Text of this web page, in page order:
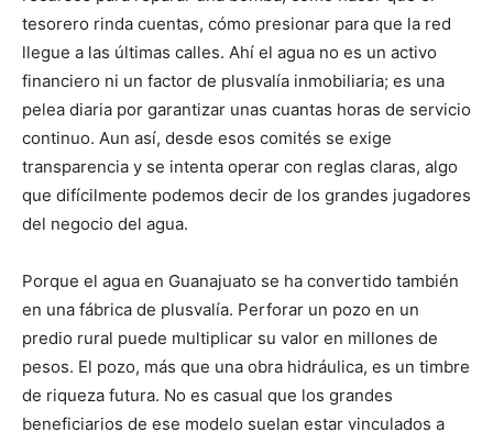
tesorero rinda cuentas, cómo presionar para que la red
llegue a las últimas calles. Ahí el agua no es un activo
financiero ni un factor de plusvalía inmobiliaria; es una
pelea diaria por garantizar unas cuantas horas de servicio
continuo. Aun así, desde esos comités se exige
transparencia y se intenta operar con reglas claras, algo
que difícilmente podemos decir de los grandes jugadores
del negocio del agua.
Porque el agua en Guanajuato se ha convertido también
en una fábrica de plusvalía. Perforar un pozo en un
predio rural puede multiplicar su valor en millones de
pesos. El pozo, más que una obra hidráulica, es un timbre
de riqueza futura. No es casual que los grandes
beneficiarios de ese modelo suelan estar vinculados a